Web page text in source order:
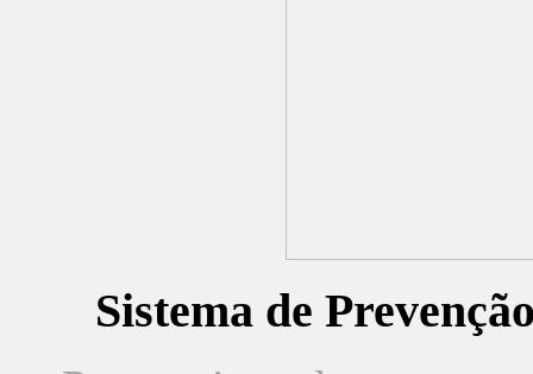
Sistema de